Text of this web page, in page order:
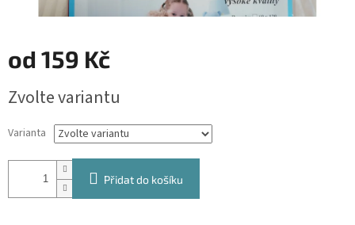
od 159 Kč
cena:
Zvolte variantu
Varianta
Přidat do košíku